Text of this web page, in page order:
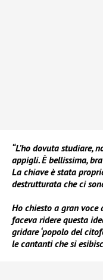
“L’ho dovuta studiare,
appigli. È bellissima,
La chiave è stata
destrutturata che ci
Ho chiesto a gran
faceva ridere questa
gridare ‘popolo del
le cantanti che si